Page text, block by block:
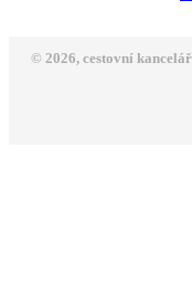
© 2026, cestovní